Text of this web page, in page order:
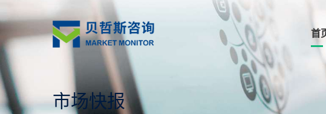
首
市场快报